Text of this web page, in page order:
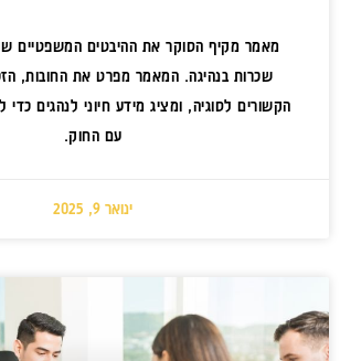
מאמר מקיף הסוקר את ההיבטים המשפטיים
שכרות בנהיגה. המאמר מפרט את החובות,
הקשורים לסוגיה, ומציג מידע חיוני לנהגים
עם החוק.
ינואר 9, 2025